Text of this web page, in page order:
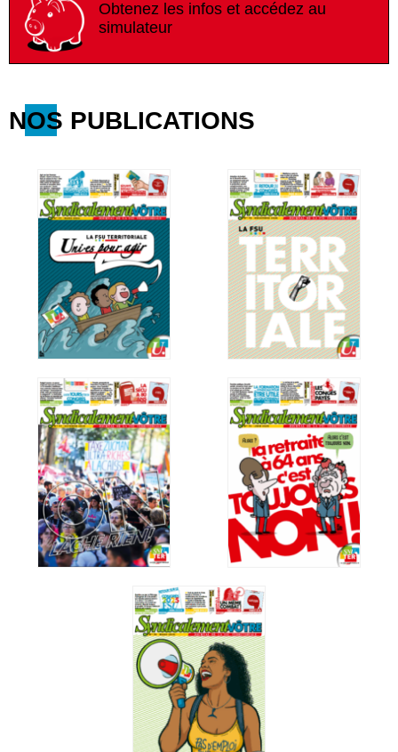
Obtenez les infos et accédez au
simulateur
NOS PUBLICATIONS